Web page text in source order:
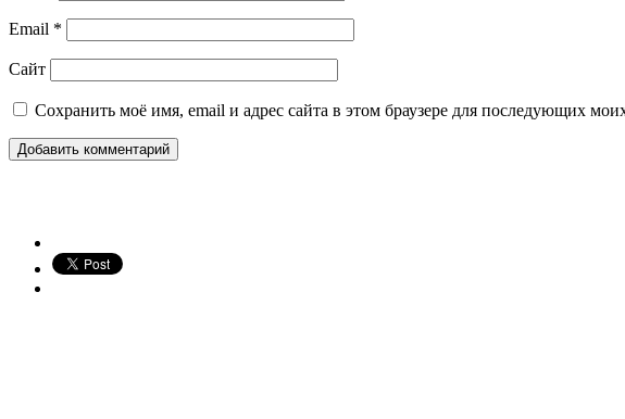
Email *
Сайт
Сохранить моё имя, email и адрес сайта в этом браузере для последующих